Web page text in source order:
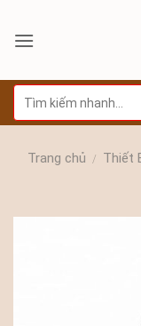
qua
dung
kiếm:
Trang chủ / Thiết